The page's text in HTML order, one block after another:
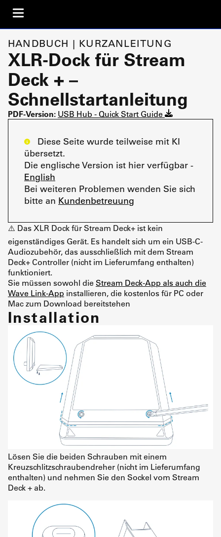
HANDBUCH | KURZANLEITUNG
XLR-Dock für Stream
Deck + –
Schnellstartanleitung
PDF-Version: USB Hub - Quick Start Guide
Diese Seite wurde teilweise mit KI
übersetzt.
Die englische Version ist hier verfügbar -
English
Bei weiteren Problemen wenden Sie sich
bitte an Kundenbetreuung
⚠️ Das XLR Dock für Stream Deck+ ist kein
eigenständiges Gerät. Es handelt sich um ein USB-C-
Audiozubehör, das ausschließlich mit dem Stream
Deck+ Controller (nicht im Lieferumfang enthalten)
funktioniert.
Sie müssen sowohl die Stream Deck-App als auch die
Wave Link-App installieren, die kostenlos für PC oder
Mac zum Download bereitstehen
Installation
Lösen Sie die beiden Schrauben mit einem
Kreuzschlitzschraubendreher (nicht im Lieferumfang
enthalten) und nehmen Sie den Sockel vom Stream
Deck + ab.